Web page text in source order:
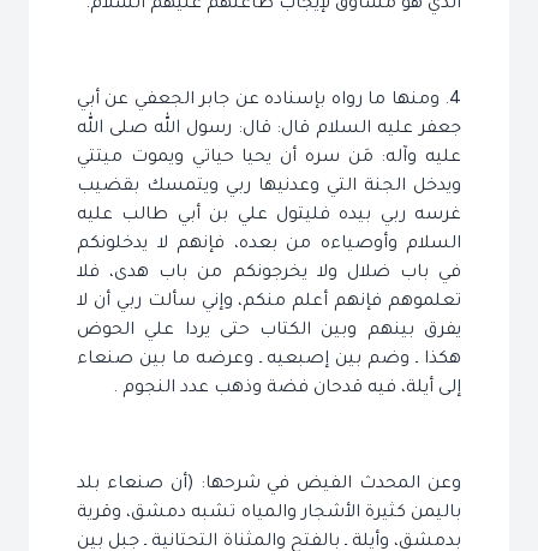
الذي هو مساوق لإيجاب طاعتهم عليهم السلام.
4. ومنها ما رواه بإسناده عن جابر الجعفي عن أبي
جعفر عليه السلام قال: قال: رسول الله صلى الله
عليه وآله: مَن سره أن يحيا حياتي ويموت ميتتي
ويدخل الجنة التي وعدنيها ربي ويتمسك بقضيب
غرسه ربي بيده فليتول علي بن أبي طالب عليه
السلام وأوصياءه من بعده، فإنهم لا يدخلونكم
في باب ضلال ولا يخرجونكم من باب هدى، فلا
تعلموهم فإنهم أعلم منكم، وإني سألت ربي أن لا
يفرق بينهم وبين الكتاب حتى يردا علي الحوض
هكذا ـ وضم بين إصبعيه ـ وعرضه ما بين صنعاء
إلى أيلة، فيه قدحان فضة وذهب عدد النجوم .
وعن المحدث الفيض في شرحها: (أن صنعاء بلد
باليمن كثيرة الأشجار والمياه تشبه دمشق، وقرية
بدمشق، وأيلة ـ بالفتح والمثناة التحتانية ـ جبل بين